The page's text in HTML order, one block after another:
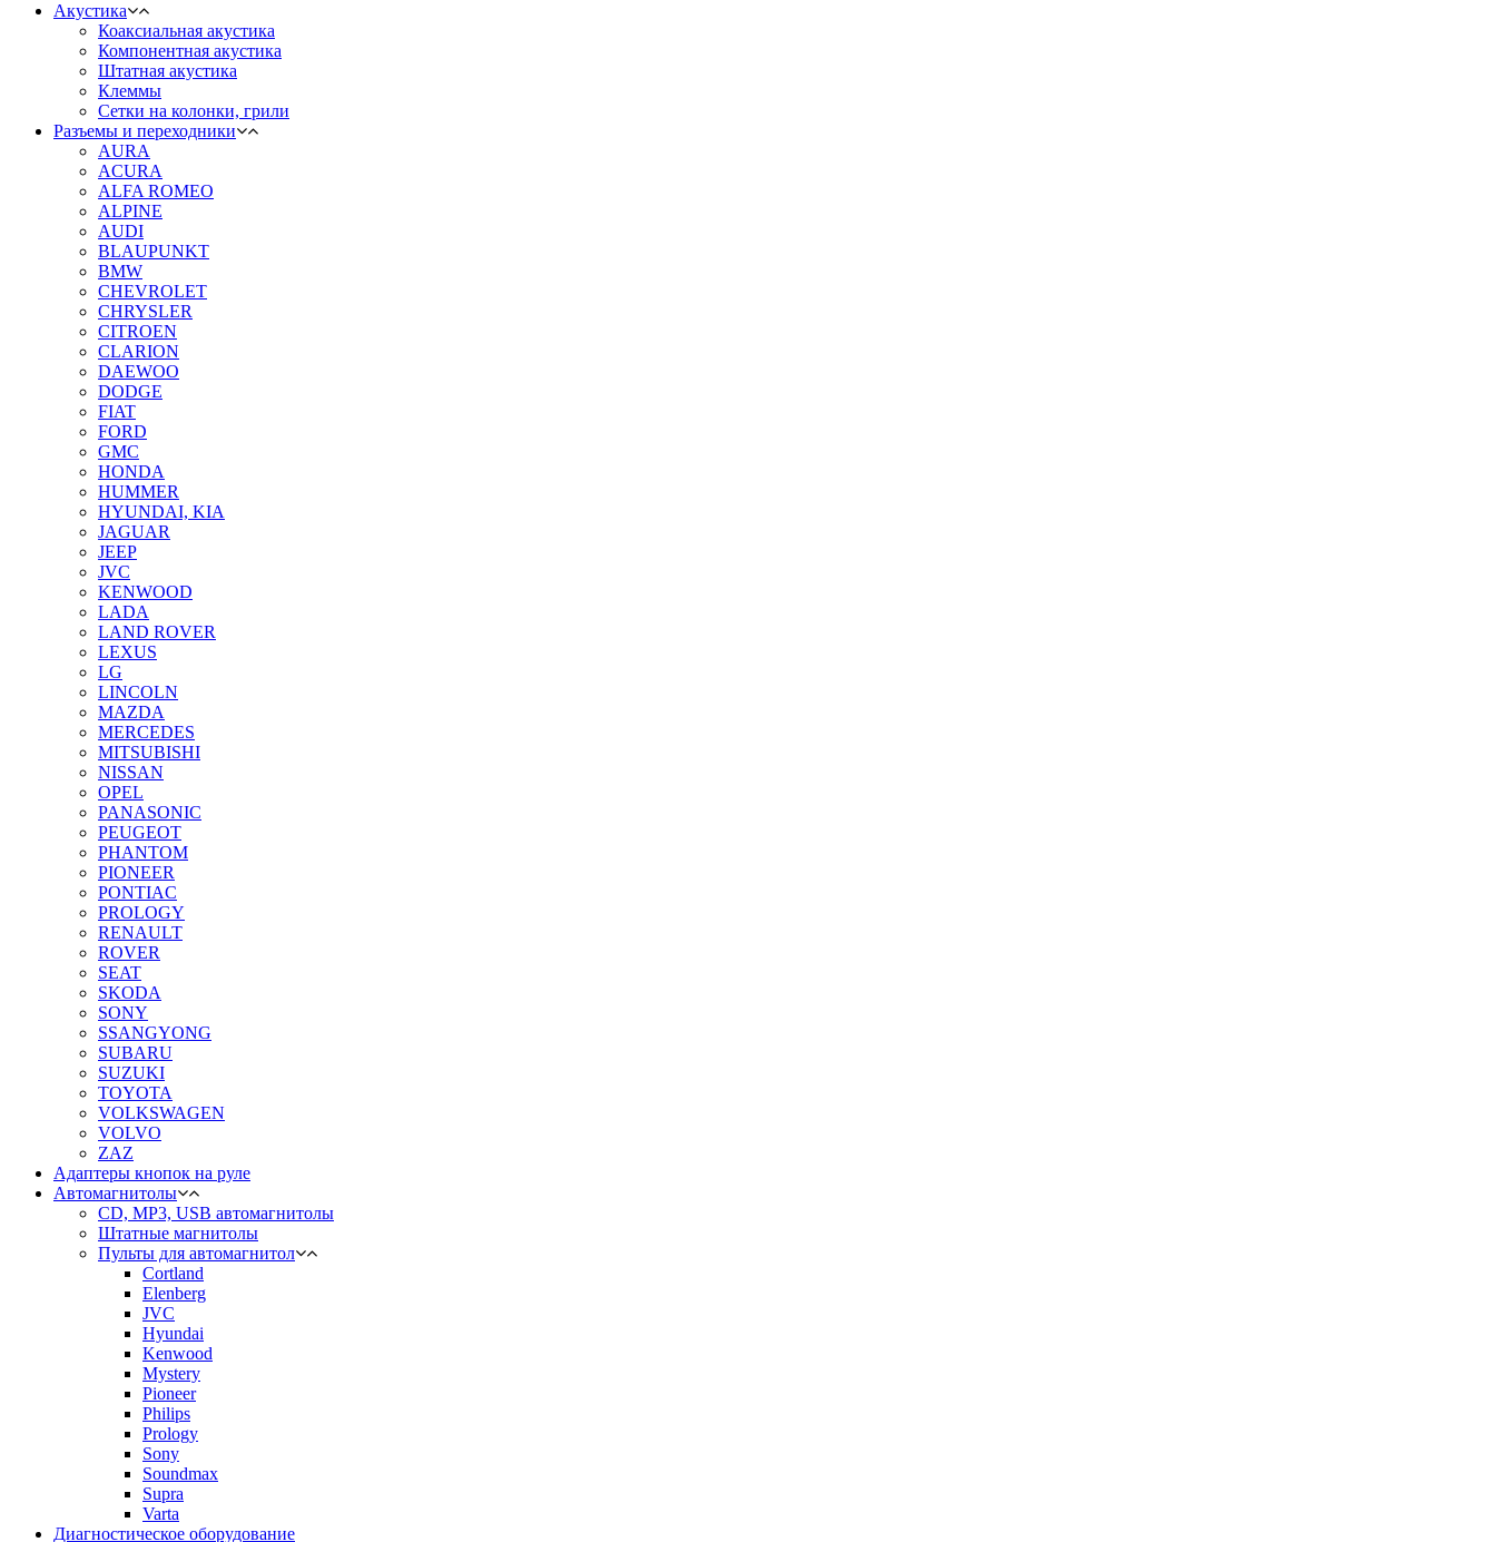
Акустика
Коаксиальная акустика
Компонентная акустика
Штатная акустика
Клеммы
Сетки на колонки, грили
Разъемы и переходники
AURA
ACURA
ALFA ROMEO
ALPINE
AUDI
BLAUPUNKT
BMW
CHEVROLET
CHRYSLER
CITROEN
CLARION
DAEWOO
DODGE
FIAT
FORD
GMC
HONDA
HUMMER
HYUNDAI, KIA
JAGUAR
JEEP
JVC
KENWOOD
LADA
LAND ROVER
LEXUS
LG
LINCOLN
MAZDA
MERCEDES
MITSUBISHI
NISSAN
OPEL
PANASONIC
PEUGEOT
PHANTOM
PIONEER
PONTIAC
PROLOGY
RENAULT
ROVER
SEAT
SKODA
SONY
SSANGYONG
SUBARU
SUZUKI
TOYOTA
VOLKSWAGEN
VOLVO
ZAZ
Адаптеры кнопок на руле
Автомагнитолы
CD, MP3, USB автомагнитолы
Штатные магнитолы
Пульты для автомагнитол
Cortland
Elenberg
JVC
Hyundai
Kenwood
Mystery
Pioneer
Philips
Prology
Sony
Soundmax
Supra
Varta
Диагностическое оборудование